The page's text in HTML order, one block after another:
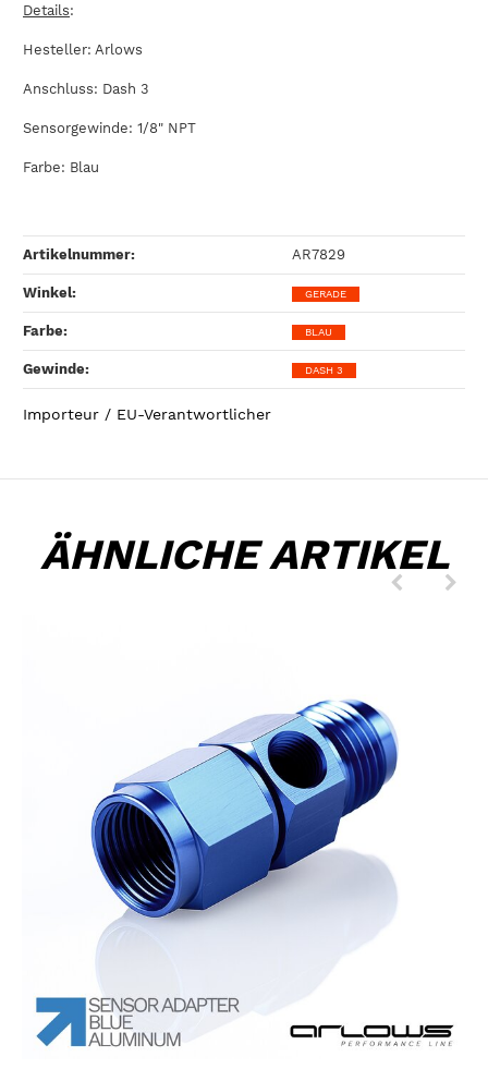
Details:
Hesteller: Arlows
Anschluss: Dash 3
Sensorgewinde: 1/8" NPT
Farbe: Blau
Artikelnummer: AR7829
Winkel‍: GERADE
Farbe‍: BLAU
Gewinde‍: DASH 3
Importeur / EU-Verantwortlicher
ÄHNLICHE ARTIKEL